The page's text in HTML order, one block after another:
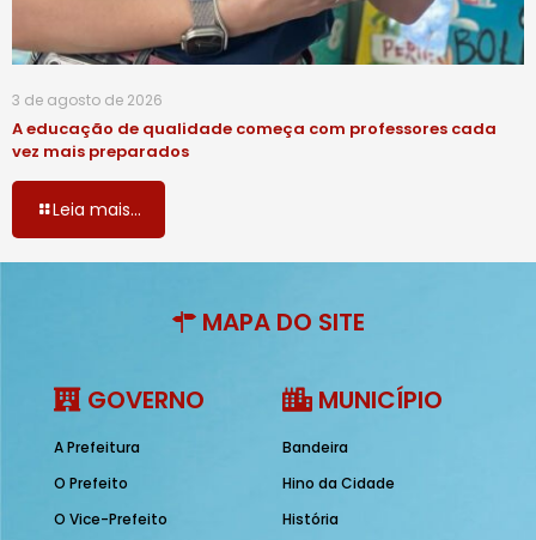
3 de agosto de 2026
A educação de qualidade começa com professores cada
vez mais preparados
Leia mais...
MAPA DO SITE
GOVERNO
A Prefeitura
O Prefeito
O Vice-Prefeito
MUNICÍPIO
Bandeira
Hino da Cidade
História